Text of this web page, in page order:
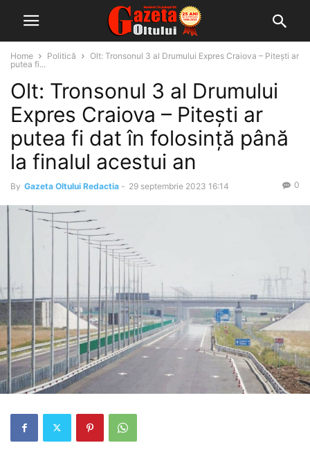
Home Politică
Olt: Tronsonul 3 al Drumului Expres Craiova – Piteşti ar
putea fi...
Olt: Tronsonul 3 al Drumului
Expres Craiova – Piteşti ar
putea fi dat în folosinţă până
la finalul acestui an
By Gazeta Oltului Redactia - 29 septembrie 2023 16:14 0